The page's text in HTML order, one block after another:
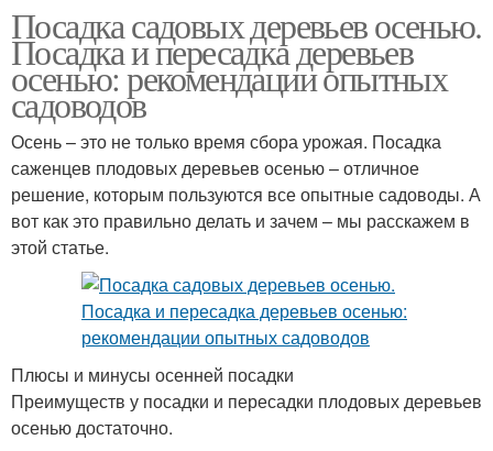
Посадка садовых деревьев осенью.
Посадка и пересадка деревьев
осенью: рекомендации опытных
садоводов
Осень – это не только время сбора урожая. Посадка
саженцев плодовых деревьев осенью – отличное
решение, которым пользуются все опытные садоводы. А
вот как это правильно делать и зачем – мы расскажем в
этой статье.
Плюсы и минусы осенней посадки
Преимуществ у посадки и пересадки плодовых деревьев
осенью достаточно.